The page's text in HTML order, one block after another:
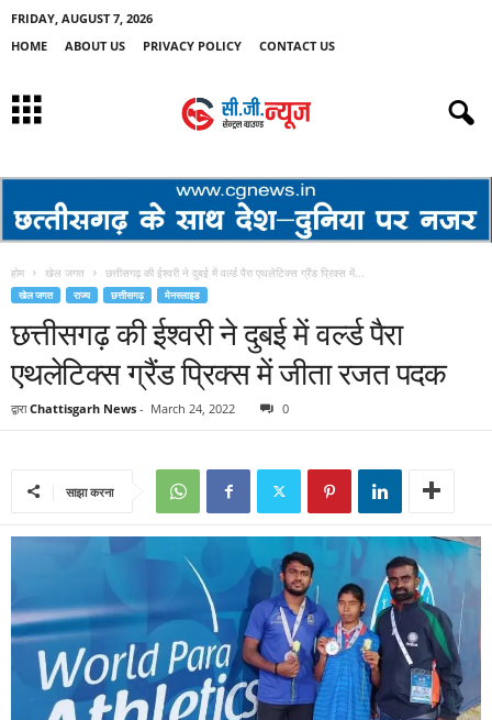
FRIDAY, AUGUST 7, 2026
HOME
ABOUT US PRIVACY POLICY CONTACT US
होम खेल जगत छत्तीसगढ़ की ईश्वरी ने दुबई में वर्ल्ड पैरा एथलेटिक्स ग्रैंड प्रिक्स में...
खेल जगत राज्य छत्तीसगढ़ मेनस्लाइड
छत्तीसगढ़ की ईश्वरी ने दुबई में वर्ल्ड पैरा
एथलेटिक्स ग्रैंड प्रिक्स में जीता रजत पदक
द्वारा Chattisgarh News - March 24, 2022 0
साझा करना